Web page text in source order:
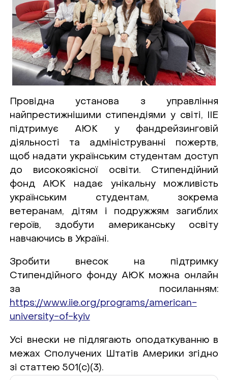
Провідна установа з управління
найпрестижнішими стипендіями у світі, IIE
підтримує AЮK у фандрейзинговій
діяльності та адмініструванні пожертв,
щоб надати українським студентам доступ
до високоякісної освіти. Стипендійний
фонд АЮК надає унікальну можливість
українським студентам, зокрема
ветеранам, дітям і подружжям загиблих
героїв, здобути американську освіту
навчаючись в Україні.
Зробити внесок на підтримку
Стипендійного фонду АЮК можна онлайн
за посиланням:
https://www.iie.org/programs/american-
university-of-kyiv
Усі внески не підлягають оподаткуванню в
межах Сполучених Штатів Америки згідно
зі статтею 501(c)(3).